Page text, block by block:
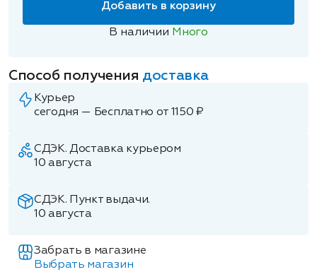
Добавить в корзину
В наличии Много
Способ получения доставка
Курьер
сегодня — Бесплатно от 1150 ₽
СДЭК. Доставка курьером
10 августа
СДЭК. Пункт выдачи.
10 августа
Забрать в магазине
Выбрать магазин